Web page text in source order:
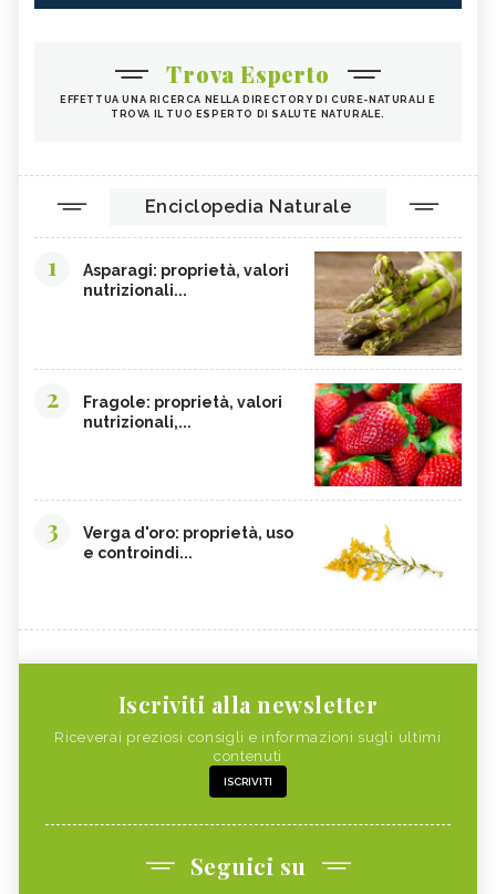
Trova Esperto
EFFETTUA UNA RICERCA NELLA DIRECTORY DI CURE-NATURALI E
TROVA IL TUO ESPERTO DI SALUTE NATURALE.
Enciclopedia Naturale
1
Asparagi: proprietà, valori
nutrizionali...
2
Fragole: proprietà, valori
nutrizionali,...
3
Verga d'oro: proprietà, uso
e controindi...
Iscriviti alla newsletter
Riceverai preziosi consigli e informazioni sugli ultimi
contenuti
ISCRIVITI
Seguici su